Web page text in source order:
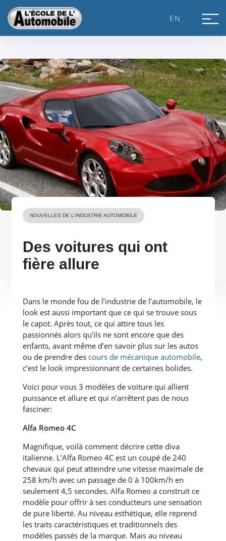
content
EN
NOUVELLES DE L'INDUSTRIE AUTOMOBILE
Des voitures qui ont
fière allure
Dans le monde fou de l’industrie de l’automobile, le
look est aussi important que ce qui se trouve sous
le capot. Après tout, ce qui attire tous les
passionnés alors qu’ils ne sont encore que des
enfants, avant même d’en savoir plus sur les autos
ou de prendre des cours de mécanique automobile,
c’est le look impressionnant de certaines bolides.
Voici pour vous 3 modèles de voiture qui allient
puissance et allure et qui n’arrêtent pas de nous
fasciner:
Alfa Romeo 4C
Magnifique, voilà comment décrire cette diva
italienne. L’Alfa Romeo 4C est un coupé de 240
chevaux qui peut atteindre une vitesse maximale de
258 km/h avec un passage de 0 à 100km/h en
seulement 4,5 secondes. Alfa Romeo a construit ce
modèle pour offrir à ses conducteurs une sensation
de pure liberté. Au niveau esthétique, elle reprend
les traits caractéristiques et traditionnels des
modèles passés de la marque. Mais au niveau